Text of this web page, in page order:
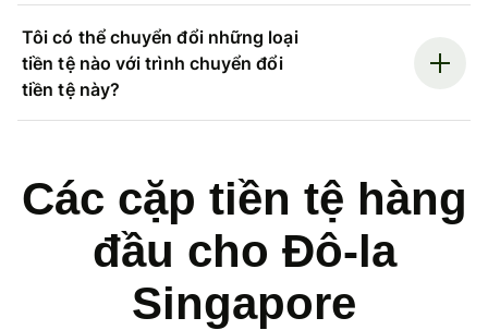
Tôi có thể chuyển đổi những loại
tiền tệ nào với trình chuyển đổi
tiền tệ này?
Các cặp tiền tệ hàng
đầu cho Đô-la
Singapore